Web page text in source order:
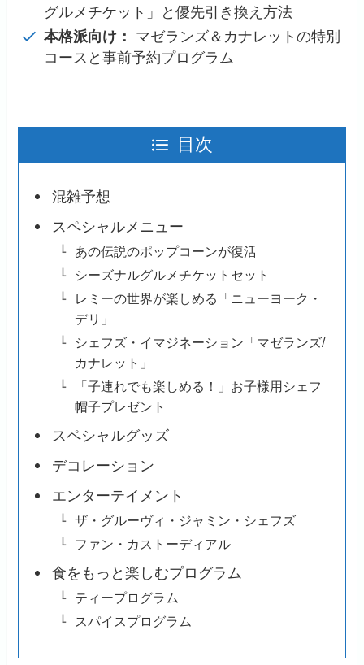
グルメチケット」と優先引き換え方法
本格派向け：
マゼランズ＆カナレットの特別
コースと事前予約プログラム
目次
混雑予想
スペシャルメニュー
あの伝説のポップコーンが復活
シーズナルグルメチケットセット
レミーの世界が楽しめる「ニューヨーク・
デリ」
シェフズ・イマジネーション「マゼランズ/
カナレット」
「子連れでも楽しめる！」お子様用シェフ
帽子プレゼント
スペシャルグッズ
デコレーション
エンターテイメント
ザ・グルーヴィ・ジャミン・シェフズ
ファン・カストーディアル
食をもっと楽しむプログラム
ティープログラム
スパイスプログラム